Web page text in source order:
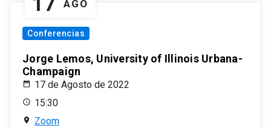
AGO
Conferencias
Jorge Lemos, University of Illinois Urbana-
Champaign
17 de Agosto de 2022
15:30
Zoom